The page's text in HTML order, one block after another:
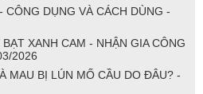
CÔNG DỤNG VÀ CÁCH DÙNG -
XANH CAM - NHẬN GIA CÔNG
2026
MAU BỊ LÚN MỐ CẦU DO ĐÂU? -